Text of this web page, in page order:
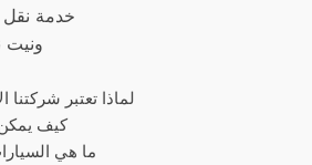
خدمة
لماذا تعتبر شركتنا
كيف
ما هي